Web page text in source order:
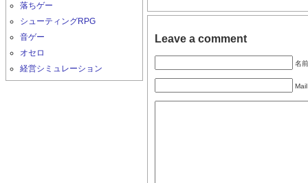
Leave a comment
名
落ちゲー
シューティングRPG
音ゲー
オセロ
経営シミュレーション